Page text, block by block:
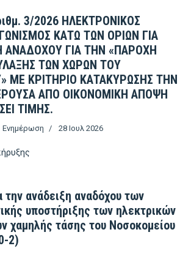
3/2026 ΗΛΕΚΤΡΟΝΙΚΟΣ
ΚΑΤΩ ΤΩΝ ΟΡΙΩΝ ΓΙΑ
ΑΝΑΔΟΧΟΥ ΓΙΑ ΤΗΝ «ΠΑΡΟΧΗ
ΤΩΝ ΧΩΡΩΝ ΤΟΥ
ΜΕ ΚΡΙΤΗΡΙΟ ΚΑΤΑΚΥΡΩΣΗΣ ΤΗΝ
ΑΠΟ ΟΙΚΟΝΟΜΙΚΗ ΑΠΟΨΗ
ΤΙΜΗΣ.
Ενημέρωση 28 Ιουλ 2026
την ανάδειξη αναδόχου των
υποστήριξης των ηλεκτρικών
χαμηλής τάσης του Νοσοκομείου
2)